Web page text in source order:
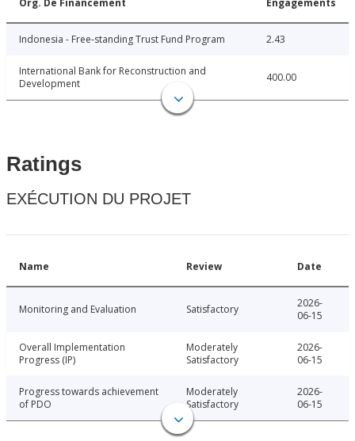
Org. De Financement Engagements
Indonesia - Free-standing Trust Fund Program 2.43
International Bank for Reconstruction and
Development
400.00
Ratings
EXÉCUTION DU PROJET
Name Review Date
Monitoring and Evaluation Satisfactory
2026-
06-15
Overall Implementation
Progress (IP)
Moderately
Satisfactory
2026-
06-15
Progress towards achievement
of PDO
Moderately
Satisfactory
2026-
06-15